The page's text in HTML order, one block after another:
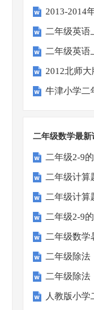
2013-2014
二年级英语
二年级英语
2012北师大
牛津小学二
二年级数学最新
二年级2-9
二年级计算
二年级计算
二年级2-9
二年级数学
二年级除法
二年级除法
人教版小学